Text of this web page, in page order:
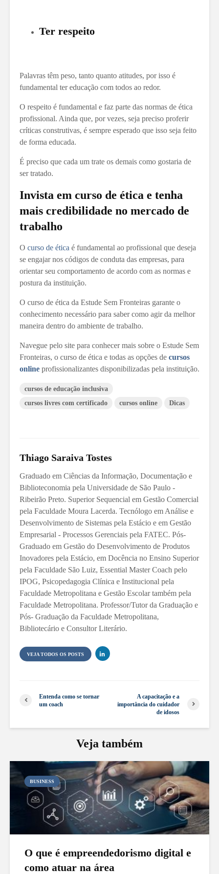
Ter respeito
Palavras têm peso, tanto quanto atitudes, por isso é
fundamental ter educação com todos ao redor.
O respeito é fundamental e faz parte das normas de ética
profissional. Ainda que, por vezes, seja preciso proferir
críticas construtivas, é sempre esperado que isso seja feito
de forma educada.
É preciso que cada um trate os demais como gostaria de
ser tratado.
Invista em curso de ética e tenha
mais credibilidade no mercado de
trabalho
O curso de ética é fundamental ao profissional que deseja
se engajar nos códigos de conduta das empresas, para
orientar seu comportamento de acordo com as normas e
postura da instituição.
O curso de ética da Estude Sem Fronteiras garante o
conhecimento necessário para saber como agir da melhor
maneira dentro do ambiente de trabalho.
Navegue pelo site para conhecer mais sobre o Estude Sem
Fronteiras, o curso de ética e todas as opções de cursos
online profissionalizantes disponibilizadas pela instituição.
cursos de educação inclusiva
cursos livres com certificado
cursos online Dicas
Thiago Saraiva Tostes
Graduado em Ciências da Informação, Documentação e
Biblioteconomia pela Universidade de São Paulo -
Ribeirão Preto. Superior Sequencial em Gestão Comercial
pela Faculdade Moura Lacerda. Tecnólogo em Análise e
Desenvolvimento de Sistemas pela Estácio e em Gestão
Empresarial - Processos Gerenciais pela FATEC. Pós-
Graduado em Gestão do Desenvolvimento de Produtos
Inovadores pela Estácio, em Docência no Ensino Superior
pela Faculdade São Luiz, Essential Master Coach pelo
IPOG, Psicopedagogia Clínica e Institucional pela
Faculdade Metropolitana e Gestão Escolar também pela
Faculdade Metropolitana. Professor/Tutor da Graduação e
Pós- Graduação da Faculdade Metropolitana,
Bibliotecário e Consultor Literário.
VEJA TODOS OS POSTS
Entenda como se tornar
um coach
A capacitação e a
importância do cuidador
de idosos
Veja também
BUSINESS
O que é empreendedorismo digital e
como atuar na área